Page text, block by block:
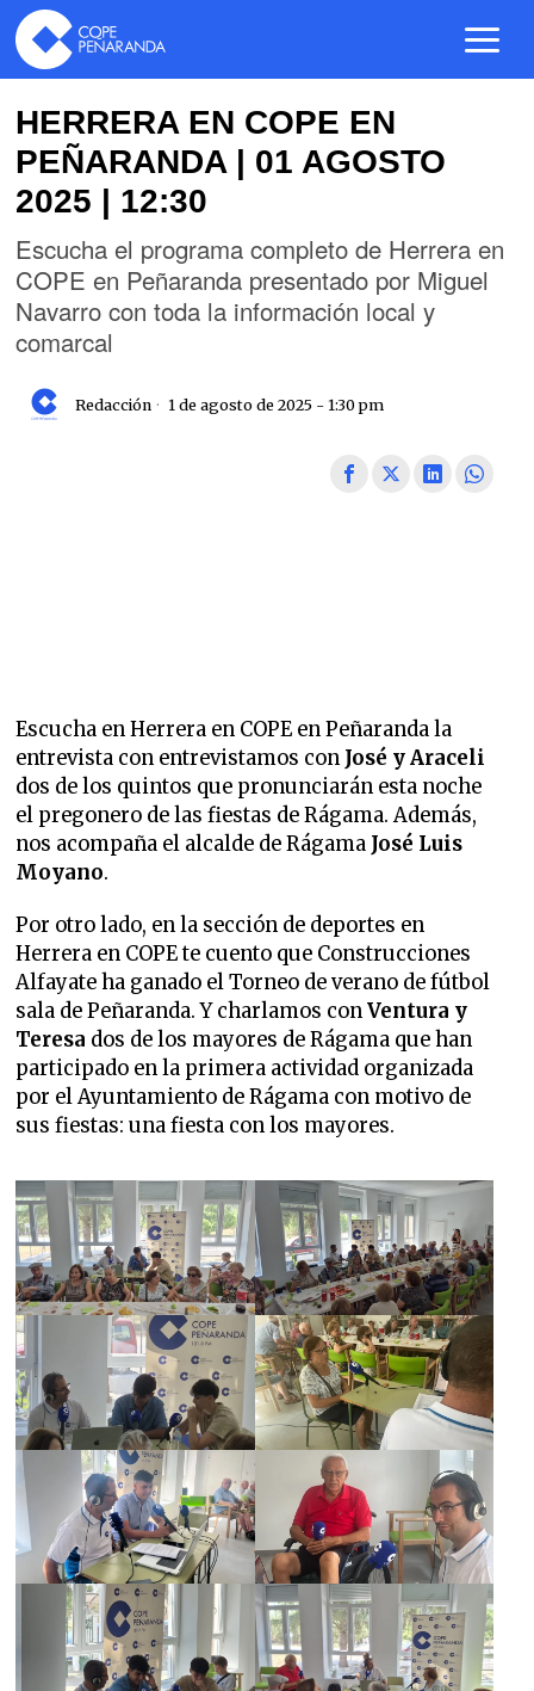
HERRERA EN COPE EN
PEÑARANDA | 01 AGOSTO
2025 | 12:30
Escucha el programa completo de Herrera en
COPE en Peñaranda presentado por Miguel
Navarro con toda la información local y
comarcal
Redacción 1 de agosto de 2025 - 1:30 pm
Escucha en Herrera en COPE en Peñaranda la
entrevista con entrevistamos con José y Araceli
dos de los quintos que pronunciarán esta noche
el pregonero de las fiestas de Rágama. Además,
nos acompaña el alcalde de Rágama José Luis
Moyano.
Por otro lado, en la sección de deportes en
Herrera en COPE te cuento que Construcciones
Alfayate ha ganado el Torneo de verano de fútbol
sala de Peñaranda. Y charlamos conVentura y
Teresa dos de los mayores de Rágama que han
participado en la primera actividad organizada
por el Ayuntamiento de Rágama con motivo de
sus fiestas: una fiesta con los mayores.